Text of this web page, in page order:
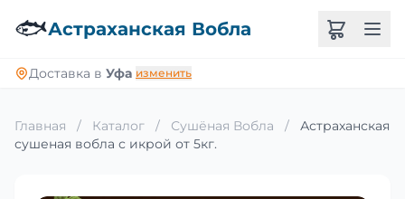
🐟Астраханская Вобла
Доставка в Уфа изменить
Главная / Каталог / Сушёная Вобла /
Астраханская
сушеная вобла с икрой от 5кг.